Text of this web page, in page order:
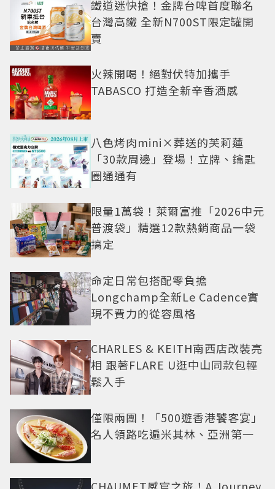
鐵道迷快搶！金牌台啤首度聯名
台灣高鐵 全新N700ST限定罐開
賣
火辣開喝！絕對伏特加攜手
TABASCO 打造全新辛香酒感
八色烤肉mini×葬送的芙莉蓮
「30款周邊」登場！立牌、鑰匙
圈通通有
限量1萬袋！萊爾富推「2026中元
普渡袋」精選12款熱銷商品一袋
搞定
命定日常包搭配零負擔
Longchamp全新Le Cadence實
現不費力的從容風格
CHARLES & KEITH南西店改裝亮
相 跟著FLARE U逛中山同款包輕
鬆入手
僅限兩團！「500遊香港饕客宴」
名人領路吃遍米其林、亞洲第一
CHAUMET感官之旅！A Journey